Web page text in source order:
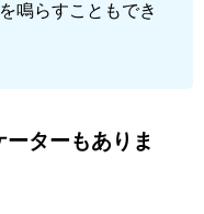
鳴らすこともでき
ターもありま